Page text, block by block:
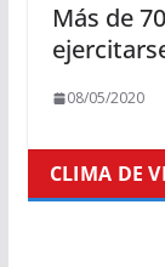
Más de
08/05/2020
CLIMA DE